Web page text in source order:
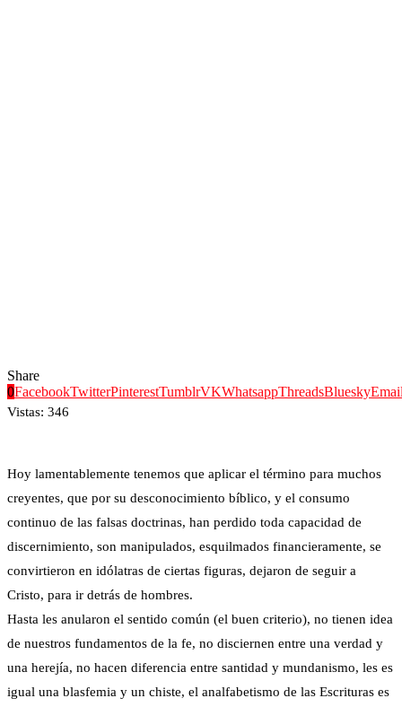
Share
0FacebookTwitterPinterestTumblrVKWhatsappThreadsBluesky
Vistas: 346
Hoy lamentablemente tenemos que aplicar el término para muchos
creyentes, que por su desconocimiento bíblico, y el consumo
continuo de las falsas doctrinas, han perdido toda capacidad de
discernimiento, son manipulados, esquilmados financieramente, se
convirtieron en idólatras de ciertas figuras, dejaron de seguir a
Cristo, para ir detrás de hombres.
Hasta les anularon el sentido común (el buen criterio), no tienen idea
de nuestros fundamentos de la fe, no disciernen entre una verdad y
una herejía, no hacen diferencia entre santidad y mundanismo, les es
igual una blasfemia y un chiste, el analfabetismo de las Escrituras es